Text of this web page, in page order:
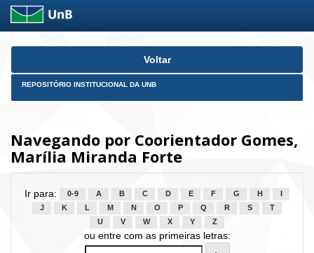
Skip
Voltar
REPOSITÓRIO INSTITUCIONAL DA UNB
Navegando por Coorientador Gomes,
Marília Miranda Forte
Ir para: 0-9 A B C D E F G H
J
K L M N O P Q R S
T
U
V W X Y Z
ou entre com as primeiras letras: